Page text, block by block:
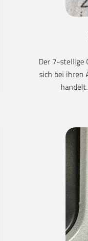
Der 7-stellige
sich bei ihren